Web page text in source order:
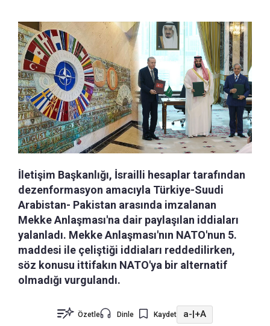
İletişim Başkanlığı, İsrailli hesaplar tarafından
dezenformasyon amacıyla Türkiye-Suudi
Arabistan- Pakistan arasında imzalanan
Mekke Anlaşması'na dair paylaşılan iddiaları
yalanladı. Mekke Anlaşması'nın NATO'nun 5.
maddesi ile çeliştiği iddiaları reddedilirken,
söz konusu ittifakın NATO'ya bir alternatif
olmadığı vurgulandı.
Özetle Dinle Kaydet a-|+A